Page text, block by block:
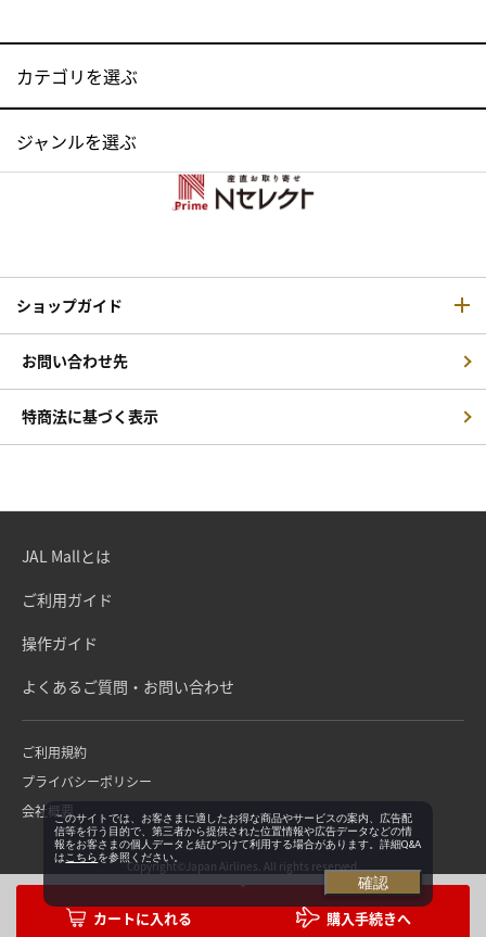
購入手続きへ
カテゴリを選ぶ
ジャンルを選ぶ
ショップガイド
お問い合わせ先
特商法に基づく表示
JAL Mallとは
ご利用ガイド
操作ガイド
よくあるご質問・お問い合わせ
ご利用規約
プライバシーポリシー
会社概要
Copyright©Japan Airlines. All rights reserved.
このサイトでは、お客さまに適したお得な商品やサービスの案内、広告配
信等を行う目的で、第三者から提供された位置情報や広告データなどの情
報をお客さまの個人データと結びつけて利用する場合があります。詳細Q&A
は こちらを参照ください。
確認